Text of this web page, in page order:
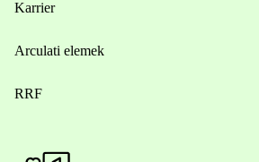
Karrier
Arculati elemek
RRF